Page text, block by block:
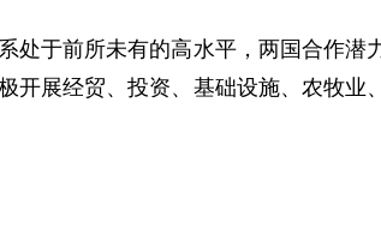
于前所未有的高水平，两国合作潜
开展经贸、投资、基础设施、农牧